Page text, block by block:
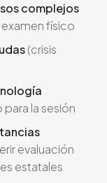
complejos
físico
(crisis
la sesión
evaluación
estatales